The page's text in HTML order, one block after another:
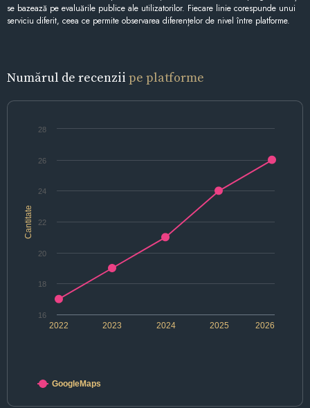
se bazează pe evaluările publice ale utilizatorilor. Fiecare linie corespunde unui
serviciu diferit, ceea ce permite observarea diferențelor de nivel între platforme.
Numărul de recenzii pe platforme
Cantitate
2022 2024 2026
2023 2025
16
18
20
22
24
26
28
GoogleMaps